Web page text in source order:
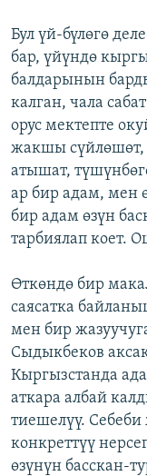
Бул үй-бүлөгө
бар, үйүндө
балдарынын
калган, чала
орус мектепте
жакшы сүйлөшөт,
атышат,
ар бир адам, мен
бир адам өзүн
тарбиялап коет.
Өткөндө бир
саясатка
мен бир
Сыдыкбеков
Кыргызстанда
аткара албай
тиешелүү.
конкреттүү
өзүнүн басскан-